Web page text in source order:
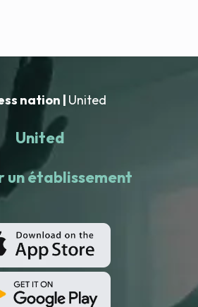
nation | United
United
un établissement